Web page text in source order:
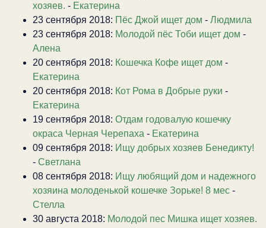
хозяев. - Екатерина
23 сентября 2018: Пёс Джой ищет дом - Людмила
23 сентября 2018: Молодой пёс Тоби ищет дом -
Алена
20 сентября 2018: Кошечка Кофе ищет дом -
Екатерина
20 сентября 2018: Кот Рома в Добрые руки -
Екатерина
19 сентября 2018: Отдам годовалую кошечку
окраса Черная Черепаха - Екатерина
09 сентября 2018: Ищу добрых хозяев Бенедикту!
- Светлана
08 сентября 2018: Ищу любящий дом и надежного
хозяина молоденькой кошечке Зорьке! 8 мес -
Стелла
30 августа 2018: Молодой пес Мишка ищет хозяев.